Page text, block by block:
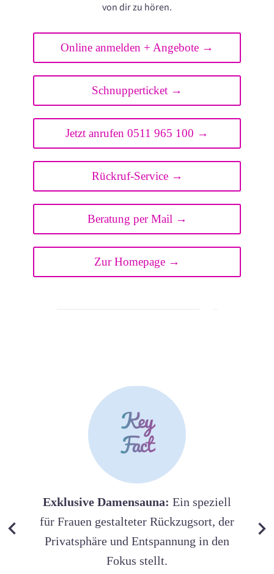
von dir zu hören.
Online anmelden + Angebote →
Schnupperticket →
Jetzt anrufen 0511 965 100 →
Rückruf-Service →
Beratung per Mail →
Zur Homepage →
Exklusive Damensauna: Ein speziell
für Frauen gestalteter Rückzugsort, der
Privatsphäre und Entspannung in den
Fokus stellt.